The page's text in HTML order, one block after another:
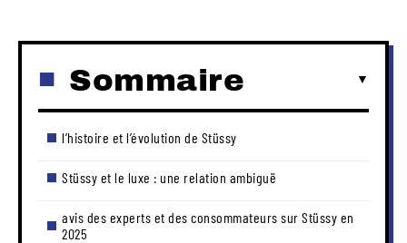
Sommaire
l’histoire et l’évolution de Stüssy
Stüssy et le luxe : une relation ambiguë
avis des experts et des consommateurs sur Stüssy en
2025